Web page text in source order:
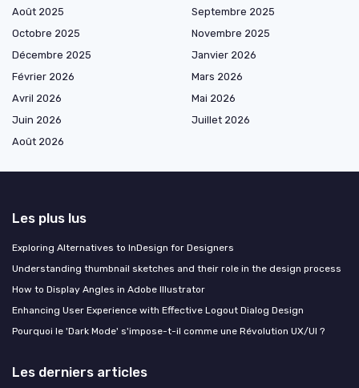
Août 2025
Septembre 2025
Octobre 2025
Novembre 2025
Décembre 2025
Janvier 2026
Février 2026
Mars 2026
Avril 2026
Mai 2026
Juin 2026
Juillet 2026
Août 2026
Les plus lus
Exploring Alternatives to InDesign for Designers
Understanding thumbnail sketches and their role in the design process
How to Display Angles in Adobe Illustrator
Enhancing User Experience with Effective Logout Dialog Design
Pourquoi le 'Dark Mode' s'impose-t-il comme une Révolution UX/UI ?
Les derniers articles